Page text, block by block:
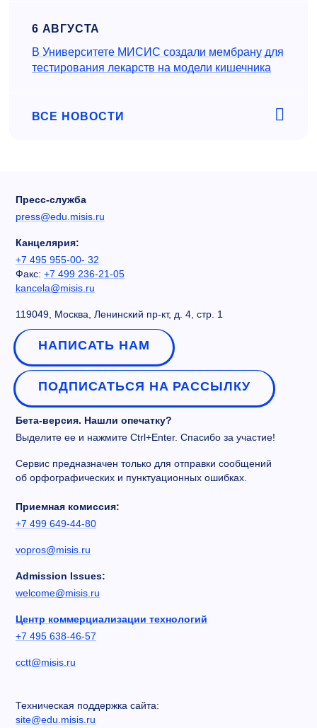
6 АВГУСТА
В Университете МИСИС создали мембрану для
тестирования лекарств на модели кишечника
ВСЕ НОВОСТИ
Пресс-служба
press@edu.misis.ru
Канцелярия:
+7 495 955-00- 32
Факс: +7 499 236-21-05
kancela@misis.ru
119049, Москва, Ленинский пр-кт, д. 4, стр. 1
НАПИСАТЬ НАМ
ПОДПИСАТЬСЯ НА РАССЫЛКУ
Бета-версия. Нашли опечатку?
Выделите ее и нажмите Ctrl+Enter. Спасибо за участие!
Сервис предназначен только для отправки сообщений
об орфографических и пунктуационных ошибках.
Приемная комиссия:
+7 499 649-44-80
vopros@misis.ru
Admission Issues:
welcome@misis.ru
Центр коммерциализации технологий
+7 495 638-46-57
cctt@misis.ru
Техническая поддержка сайта:
site@edu.misis.ru